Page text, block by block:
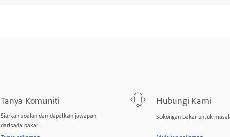
Tanya Komuniti
Siarkan soalan dan dapatkan jawapan
daripada pakar.
Hubungi Kami
Sokongan pakar untuk